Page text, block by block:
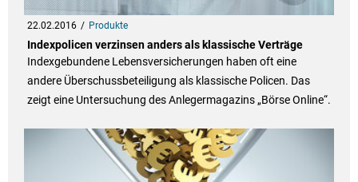
22.02.2016 Produkte
Indexpolicen verzinsen anders als klassische Verträge
Indexgebundene Lebensversicherungen haben oft eine
andere Überschussbeteiligung als klassische Policen. Das
zeigt eine Untersuchung des Anlegermagazins „Börse Online“.